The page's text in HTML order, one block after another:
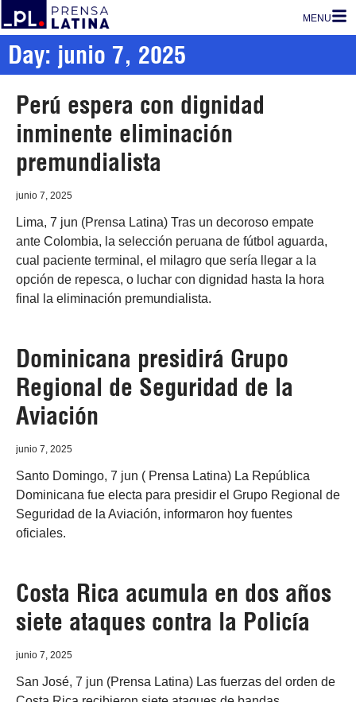
MENU
Day: junio 7, 2025
Perú espera con dignidad
inminente eliminación
premundialista
junio 7, 2025
Lima, 7 jun (Prensa Latina) Tras un decoroso empate
ante Colombia, la selección peruana de fútbol aguarda,
cual paciente terminal, el milagro que sería llegar a la
opción de repesca, o luchar con dignidad hasta la hora
final la eliminación premundialista.
Dominicana presidirá Grupo
Regional de Seguridad de la
Aviación
junio 7, 2025
Santo Domingo, 7 jun ( Prensa Latina) La República
Dominicana fue electa para presidir el Grupo Regional de
Seguridad de la Aviación, informaron hoy fuentes
oficiales.
Costa Rica acumula en dos años
siete ataques contra la Policía
junio 7, 2025
San José, 7 jun (Prensa Latina) Las fuerzas del orden de